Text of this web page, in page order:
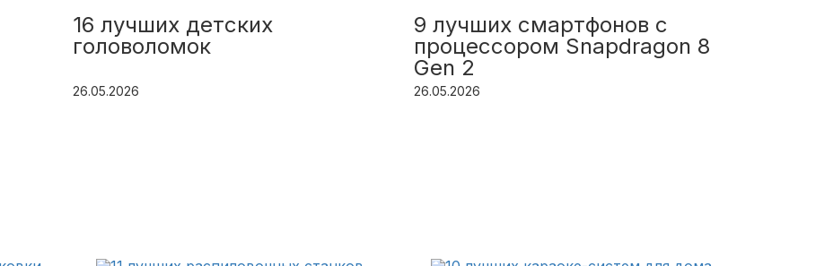
16 лучших детских
головоломок
26.05.2026
9 лучших смартфонов с
процессором Snapdragon 8
Gen 2
26.05.2026